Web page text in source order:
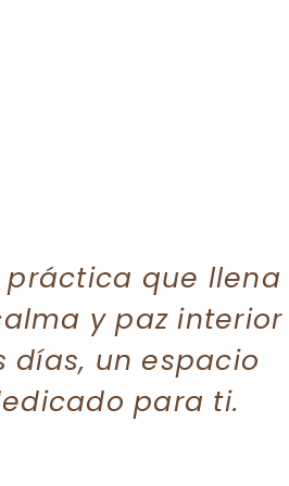
práctica que llena
y paz interior
días, un espacio
para ti.